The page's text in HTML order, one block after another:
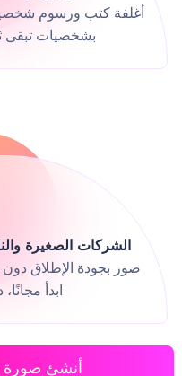
أغلفة كتب ورسوم
بشخصيات تبقى
الشركات الصغيرة
صور بجودة الإطلاق دون
ابدأ مجانًا،
أنشئ صورة